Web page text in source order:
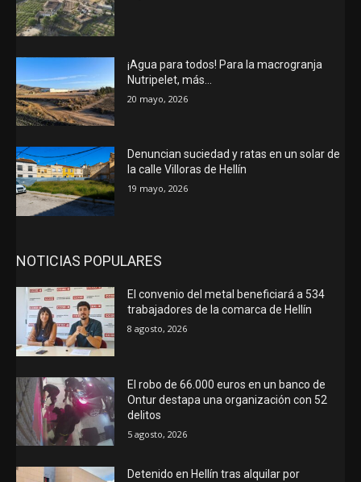
¡Agua para todos! Para la macrogranja
Nutripelet, más…
20 mayo, 2026
Denuncian suciedad y ratas en un solar de
la calle Villoras de Hellín
19 mayo, 2026
NOTICIAS POPULARES
El convenio del metal beneficiará a 534
trabajadores de la comarca de Hellín
8 agosto, 2026
El robo de 66.000 euros en un banco de
Ontur destapa una organización con 52
delitos
5 agosto, 2026
Detenido en Hellín tras alquilar por